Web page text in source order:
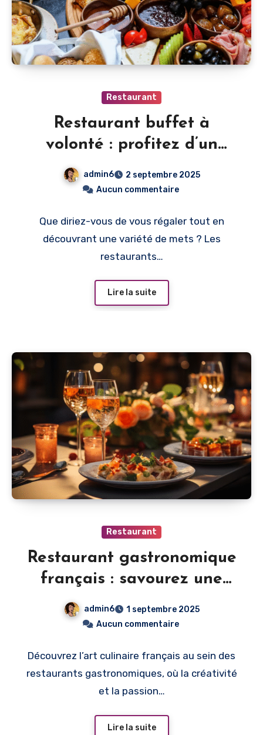
Restaurant
Restaurant buffet à
volonté : profitez d’un
large choix de plats variés
pour satisfaire toutes vos
admin6
2 septembre 2025
Aucun commentaire
Que diriez-vous de vous régaler tout en
découvrant une variété de mets ? Les
restaurants…
Lire la suite
Restaurant
Restaurant gastronomique
français : savourez une
cuisine raffinée élaborée
avec des produits frais et
admin6
1 septembre 2025
Aucun commentaire
Découvrez l’art culinaire français au sein des
restaurants gastronomiques, où la créativité
et la passion…
Lire la suite